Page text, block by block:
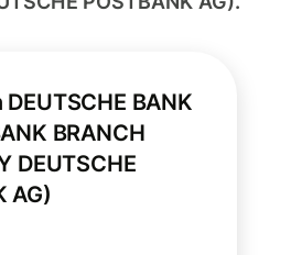
BANK
BRANCH
DEUTSCHE
AG)